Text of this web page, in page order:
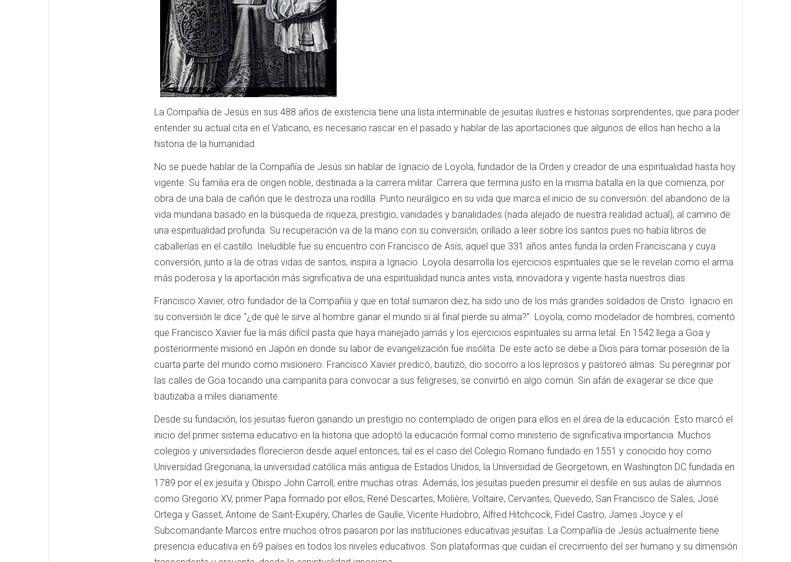
La Compañía de Jesús en sus 488 años de existencia tiene una lista interminable de jesuitas ilustres e historias sorprendentes, que para poder
entender su actual cita en el Vaticano, es necesario rascar en el pasado y hablar de las aportaciones que algunos de ellos han hecho a la
historia de la humanidad.
No se puede hablar de la Compañía de Jesús sin hablar de Ignacio de Loyola, fundador de la Orden y creador de una espiritualidad hasta hoy
vigente. Su familia era de origen noble, destinada a la carrera militar. Carrera que termina justo en la misma batalla en la que comienza, por
obra de una bala de cañón que le destroza una rodilla. Punto neurálgico en su vida que marca el inicio de su conversión: del abandono de la
vida mundana basado en la búsqueda de riqueza, prestigio, vanidades y banalidades (nada alejado de nuestra realidad actual), al camino de
una espiritualidad profunda. Su recuperación va de la mano con su conversión; orillado a leer sobre los santos pues no había libros de
caballerías en el castillo. Ineludible fue su encuentro con Francisco de Asís, aquel que 331 años antes funda la orden Franciscana y cuya
conversión, junto a la de otras vidas de santos, inspira a Ignacio. Loyola desarrolla los ejercicios espirituales que se le revelan como el arma
más poderosa y la aportación más significativa de una espiritualidad nunca antes vista, innovadora y vigente hasta nuestros días.
Francisco Xavier, otro fundador de la Compañía y que en total sumaron diez, ha sido uno de los más grandes soldados de Cristo. Ignacio en
su conversión le dice “¿de qué le sirve al hombre ganar el mundo si al final pierde su alma?”. Loyola, como modelador de hombres, comentó
que Francisco Xavier fue la más difícil pasta que haya manejado jamás y los ejercicios espirituales su arma letal. En 1542 llega a Goa y
posteriormente misionó en Japón en donde su labor de evangelización fue insólita. De este acto se debe a Dios para tomar posesión de la
cuarta parte del mundo como misionero. Francisco Xavier predicó, bautizó, dio socorro a los leprosos y pastoreó almas. Su peregrinar por
las calles de Goa tocando una campanita para convocar a sus feligreses, se convirtió en algo común. Sin afán de exagerar se dice que
bautizaba a miles diariamente.
Desde su fundación, los jesuitas fueron ganando un prestigio no contemplado de origen para ellos en el área de la educación. Esto marcó el
inicio del primer sistema educativo en la historia que adoptó la educación formal como ministerio de significativa importancia. Muchos
colegios y universidades florecieron desde aquel entonces, tal es el caso del Colegio Romano fundado en 1551 y conocido hoy como
Universidad Gregoriana, la universidad católica más antigua de Estados Unidos, la Universidad de Georgetown, en Washington DC fundada en
1789 por el ex jesuita y Obispo John Carroll, entre muchas otras. Además, los jesuitas pueden presumir el desfile en sus aulas de alumnos
como Gregorio XV, primer Papa formado por ellos, René Descartes, Molière, Voltaire, Cervantes, Quevedo, San Francisco de Sales, José
Ortega y Gasset, Antoine de Saint-Exupéry, Charles de Gaulle, Vicente Huidobro, Alfred Hitchcock, Fidel Castro, James Joyce y el
Subcomandante Marcos entre muchos otros pasaron por las instituciones educativas jesuitas. La Compañía de Jesús actualmente tiene
presencia educativa en 69 países en todos los niveles educativos. Son plataformas que cuidan el crecimiento del ser humano y su dimensión